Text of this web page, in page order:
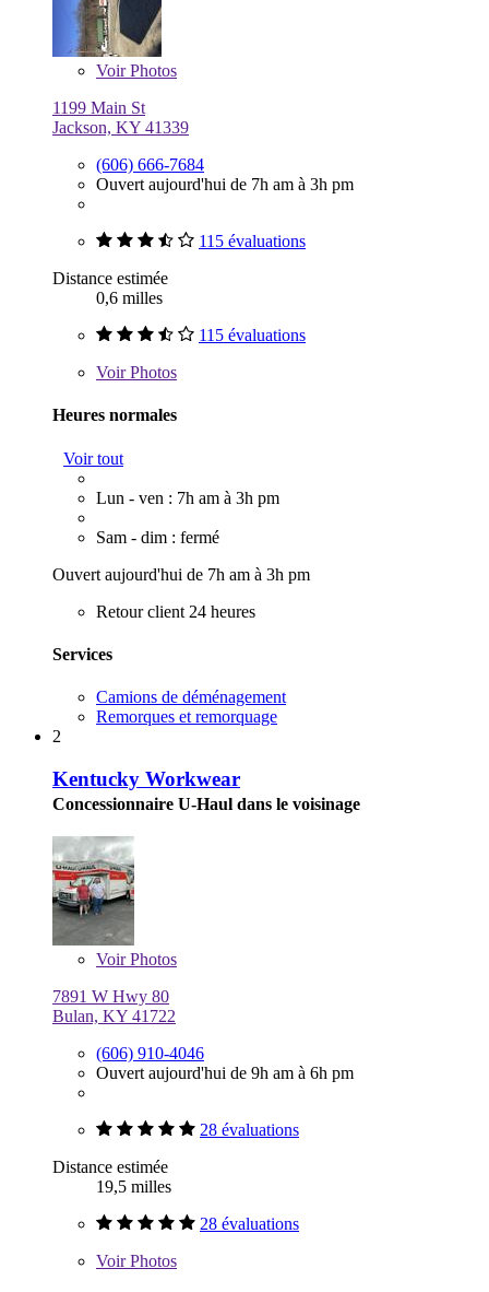
VoirPhotos
1199 Main St
Jackson, KY 41339
(606) 666-7684
Ouvert aujourd'hui de 7h am à 3h pm
115 évaluations
Distance estimée
0,6 milles
115 évaluations
VoirPhotos
Heures normales
Voir tout
Lun - ven : 7h am à 3h pm
Sam - dim : fermé
Ouvert aujourd'hui de 7h am à 3h pm
Retour client 24 heures
Services
Camions de déménagement
Remorques et remorquage
2
Kentucky Workwear
Concessionnaire U-Haul dans le voisinage
VoirPhotos
7891 W Hwy 80
Bulan, KY 41722
(606) 910-4046
Ouvert aujourd'hui de 9h am à 6h pm
28 évaluations
Distance estimée
19,5 milles
28 évaluations
VoirPhotos